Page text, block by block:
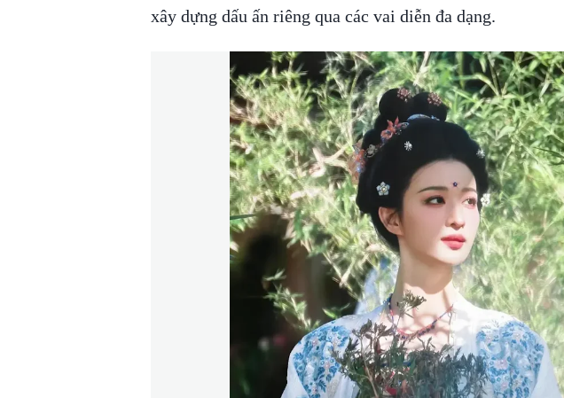
xây dựng dấu ấn riêng qua các vai diễn đa dạng.